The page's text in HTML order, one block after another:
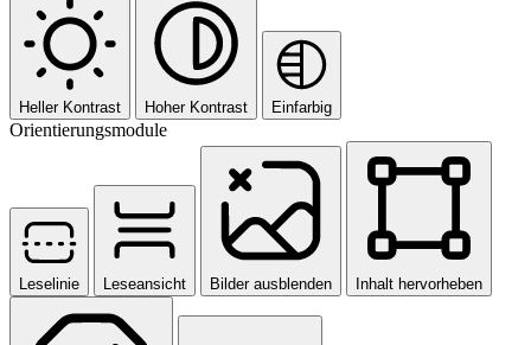
Heller Kontrast Hoher Kontrast Einfarbig
Orientierungsmodule
Leselinie Leseansicht Bilder ausblenden Inhalt hervorheben